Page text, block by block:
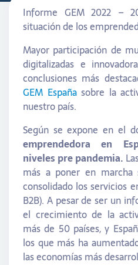
Informe GEM 2022 –
situación de los
Mayor participación de
digitalizadas e
conclusiones más
GEM Españasobre la
nuestro país.
Según se expone en el
emprendedora en
niveles pre pandemia.
más a poner en marcha
consolidado los servicios
B2B). A pesar de ser un
el crecimiento de la
más de 50 países, y
los que más ha
las economías más